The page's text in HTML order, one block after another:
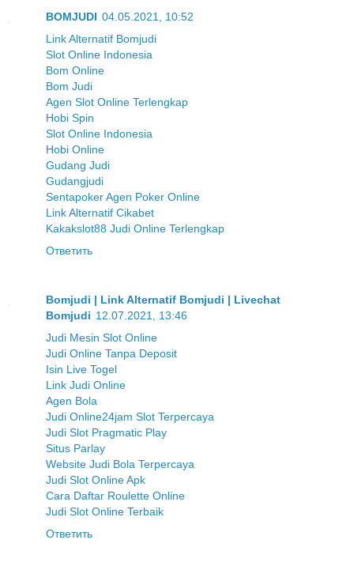
BOMJUDI 04.05.2021, 10:52
Link Alternatif Bomjudi
Slot Online Indonesia
Bom Online
Bom Judi
Agen Slot Online Terlengkap
Hobi Spin
Slot Online Indonesia
Hobi Online
Gudang Judi
Gudangjudi
Sentapoker Agen Poker Online
Link Alternatif Cikabet
Kakakslot88 Judi Online Terlengkap
Ответить
Bomjudi | Link Alternatif Bomjudi | Livechat
Bomjudi 12.07.2021, 13:46
Judi Mesin Slot Online
Judi Online Tanpa Deposit
Isin Live Togel
Link Judi Online
Agen Bola
Judi Online24jam Slot Terpercaya
Judi Slot Pragmatic Play
Situs Parlay
Website Judi Bola Terpercaya
Judi Slot Online Apk
Cara Daftar Roulette Online
Judi Slot Online Terbaik
Ответить